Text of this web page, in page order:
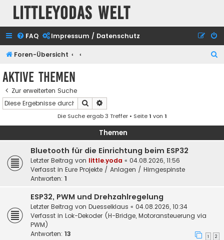
Littleyodas Welt
FAQ Impressum / Datenschutz
Foren-Übersicht
Aktive Themen
Zur erweiterten Suche
Suche
Die Suche ergab 3 Treffer • Seite1 von 1
Themen
Bluetooth für die Einrichtung beim ESP32
Letzter Beitrag von little.yoda « 04.08.2026, 11:56
Verfasst in Eure Projekte / Anlagen / Hirngespinste
Antworten: 1
ESP32, PWM und Drehzahlregelung
Letzter Beitrag von Duesselklaus « 04.08.2026, 10:34
Verfasst in Lok-Dekoder (H-Bridge, Motoransteuerung via
PWM)
Antworten: 13 1 2